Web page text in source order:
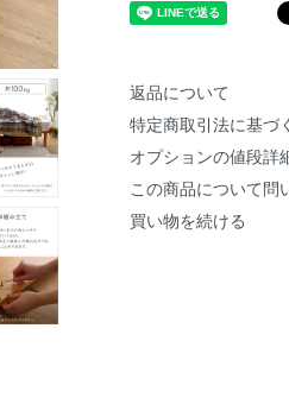
返品について
特定商取引法に基づ
オプションの値段詳
この商品について問
買い物を続ける